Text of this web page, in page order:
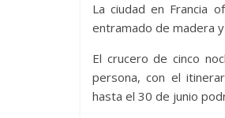
La ciudad en Francia
entramado de madera
El crucero de cinco
persona, con el
hasta el 30 de junio